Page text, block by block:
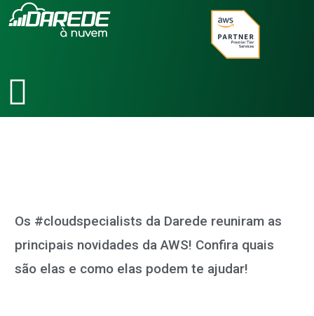
para
Os #cloudspecialists da Darede reuniram as
principais novidades da AWS! Confira quais
são elas e como elas podem te ajudar!